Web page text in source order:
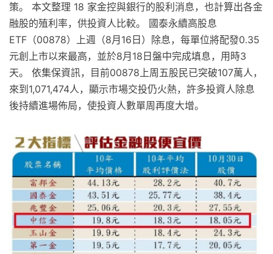
策。 本文整理 18 家金控與銀行的股利消息，也計算出各金
融股的殖利率，供投資人比較。 國泰永續高股息
ETF（00878）上週（8月16日）除息，每單位將配發0.35
元創上市以來最高，並於8月18日盤中完成填息，用時3
天。 依集保資訊，目前00878上周五股民已突破107萬人，
來到1,071,474人，顯示市場交投仍火熱，許多投資人除息
後持續進場佈局，使投資人數單周再度大增。